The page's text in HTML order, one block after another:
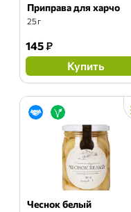
Приправа для харчо
25 г
145₽
Купить
Чеснок белый